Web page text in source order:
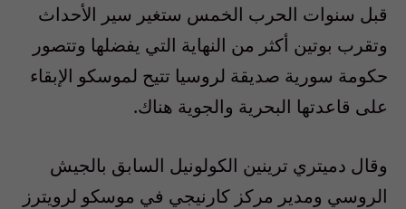
قبل سنوات الحرب الخمس ستغير سير الأحداث
وتقرب بوتين أكثر من النهاية التي يفضلها وتتصور
حكومة سورية صديقة لروسيا تتيح لموسكو الإبقاء
على قاعدتها البحرية والجوية هناك.
وقال دميتري ترينين الكولونيل السابق بالجيش
الروسي ومدير مركز كارنيجي في موسكو لرويترز